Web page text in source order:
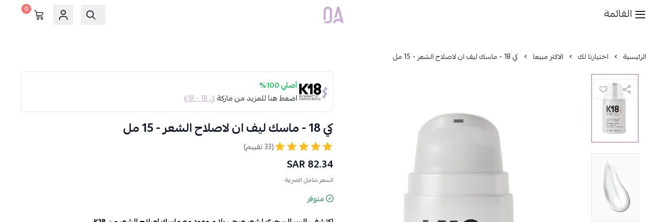
القائمة Dar Alamirat
0
الرئيسية اختيارنا لك الاكثر مبيعا كي 18 - ماسك ليف ان لاصلاح الشعر - 15 مل
أصلي 100%
اضغط هنا للمزيد من ماركةكي 18 - k18
كي 18 - ماسك ليف ان لاصلاح الشعر - 15 مل
(33 تقييم)
82.34 SAR
السعر شامل الضريبة
متوفر